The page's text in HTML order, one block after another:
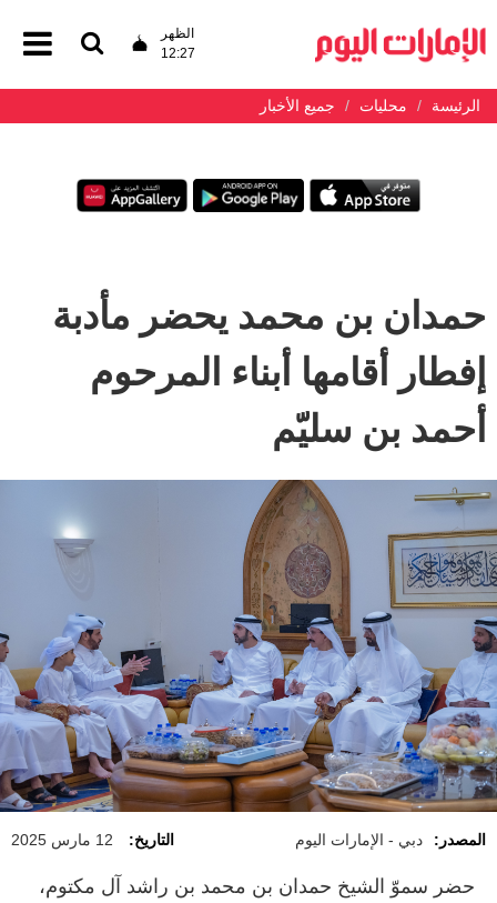
الظهر
12:27
الرئيسة محليات جميع الأخبار
حمدان بن محمد يحضر مأدبة
إفطار أقامها أبناء المرحوم
أحمد بن سليّم
المصدر: دبي - الإمارات اليوم التاريخ: 12 مارس 2025
حضر سموّ الشيخ حمدان بن محمد بن راشد آل مكتوم،